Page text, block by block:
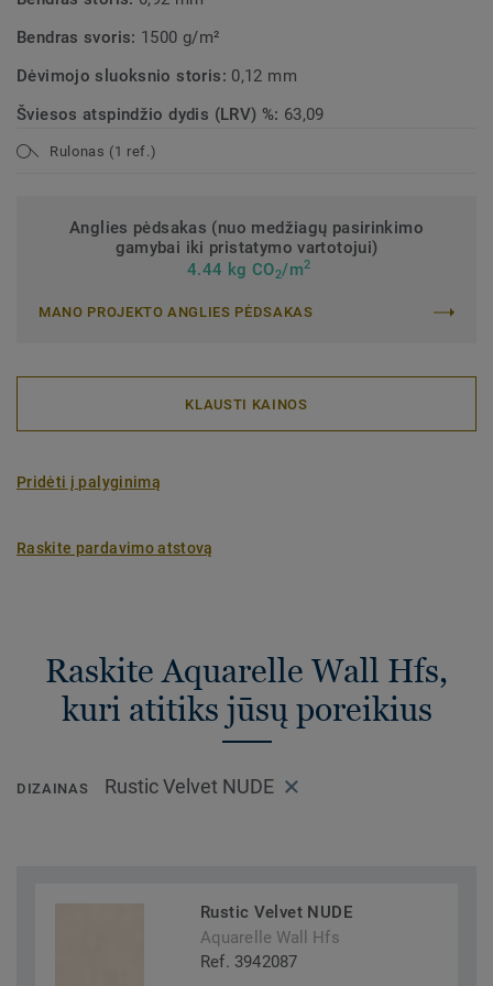
Bendras svoris: 1500 g/m²
Dėvimojo sluoksnio storis: 0,12 mm
Šviesos atspindžio dydis (LRV) %: 63,09
Rulonas (1 ref.)
Anglies pėdsakas (nuo medžiagų pasirinkimo
gamybai iki pristatymo vartotojui)
4.44 kg CO2/m2
MANO PROJEKTO ANGLIES PĖDSAKAS
KLAUSTI KAINOS
Pridėti į palyginimą
Raskite pardavimo atstovą
Raskite Aquarelle Wall Hfs,
kuri atitiks jūsų poreikius
DIZAINAS Rustic Velvet NUDE
Rustic Velvet NUDE
Aquarelle Wall Hfs
Ref. 3942087